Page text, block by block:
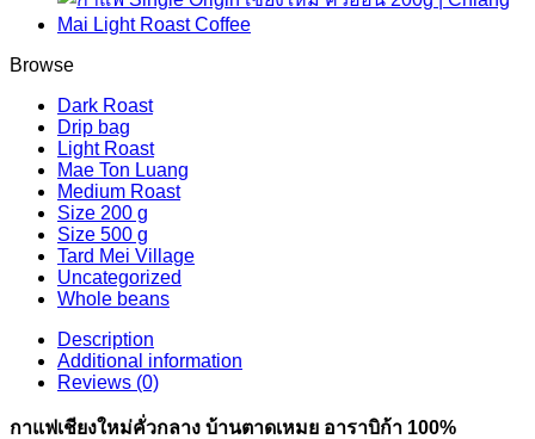
Browse
Dark Roast
Drip bag
Light Roast
Mae Ton Luang
Medium Roast
Size 200 g
Size 500 g
Tard Mei Village
Uncategorized
Whole beans
Description
Additional information
Reviews (0)
กาแฟเชียงใหม่คั่วกลาง บ้านตาดเหมย อาราบิก้า 100%